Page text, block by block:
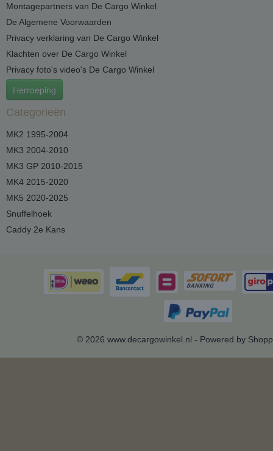
Montagepartners van De Cargo Winkel
De Algemene Voorwaarden
Privacy verklaring van De Cargo Winkel
Klachten over De Cargo Winkel
Privacy foto's video's De Cargo Winkel
Herroeping
Categorieën
MK2 1995-2004
MK3 2004-2010
MK3 GP 2010-2015
MK4 2015-2020
MK5 2020-2025
Snuffelhoek
Caddy 2e Kans
© 2026 www.decargowinkel.nl - Powered by